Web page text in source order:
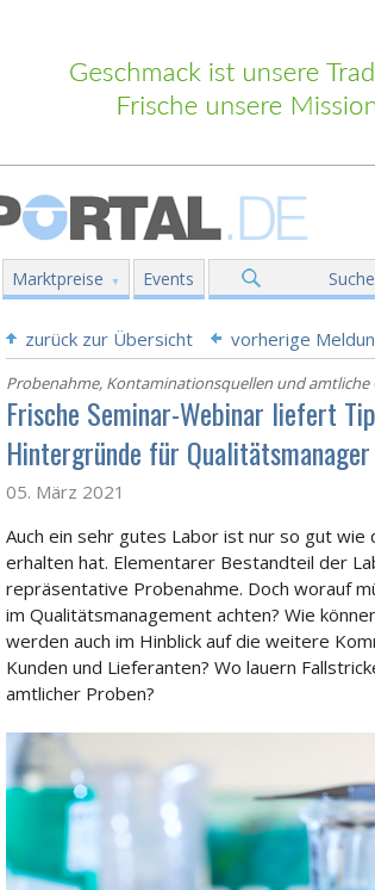
Marktpreise Events
zurück zur Übersicht vorherige
Probenahme, Kontaminationsquellen und amtliche
Frische Seminar-Webinar liefert
Hintergründe für Qualitätsmanager
05. März 2021
Auch ein sehr gutes Labor ist nur so gut wie
erhalten hat. Elementarer Bestandteil der
repräsentative Probenahme. Doch worauf
im Qualitätsmanagement achten? Wie
werden auch im Hinblick auf die weitere
Kunden und Lieferanten? Wo lauern
amtlicher Proben?